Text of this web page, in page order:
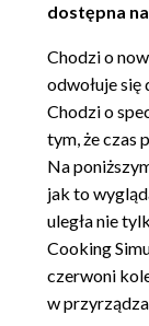
dostępna
Chodzi o
odwołuje się
Chodzi o
tym, że czas
Na
jak to
uległa nie
Cooking
czerwoni
w